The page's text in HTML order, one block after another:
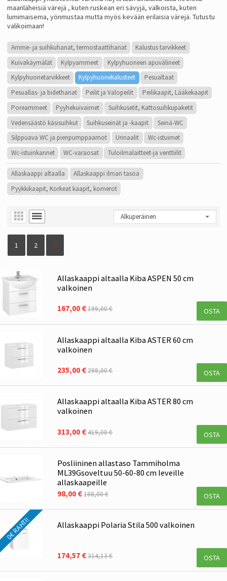
maanläheisiä värejä , kuten ruskean eri sävyjä, valkoista, kuten
lumimaisema, yönmustaa mutta myös kevään erilaisia värejä. Tutustu
valikoimaan!
Amme- ja suihkuhanat, termostaattihanat
Kalustus tarvikkeet
Kuivakäymälät
Kylpyammeet
Kylpyhuoneen apuvälineet
Kylpyhuonetarvikkeet
Kylpyhuonekalusteet
Pesualtaat
Pesuallas- ja bidethanat
Peilit ja Valopeilit
Peilikaapit, Lääkekaapit
Poreammeet
Pyyhekuivaimet
Suihkusetit, Kattosuihkupaketit
Vedensäästö käsisuihkut
Suihkuseinät ja -kaapit
Seinä-WC
Silppuava WC ja pienpumppaamot
Urinaalit
Wc-istuimet
Wc-istuinkannet
WC-varaosat Tuloilmalaitteet-ja venttiilit
Allaskaappi altaalla
Allaskaappi ilman tasoa
Pyykkikaapit, Korkeat kaapit, komerot
1 2 3
Allaskaappi altaalla Kiba ASPEN 50 cm
valkoinen
167,00 €199,00 € OSTA
Allaskaappi altaalla Kiba ASTER 60 cm
valkoinen
235,00 €298,00 € OSTA
Allaskaappi altaalla Kiba ASTER 80 cm
valkoinen
313,00 €419,00 € OSTA
Posliininen allastaso Tammiholma
ML39Gsoveltuu 50-60-80 cm leveille
allaskaapeille
98,00 €188,00 € OSTA
0€ RAHTI! Allaskaappi Polaria Stila 500 valkoinen
174,57 €314,13 € OSTA